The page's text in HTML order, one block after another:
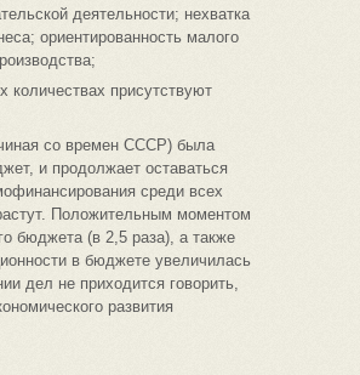
деятельности; нехватка
ориентированность малого
количествах присутствуют
со времен СССР) была
и продолжает оставаться
среди всех
Положительным моментом
бюджета (в 2,5 раза), а также
в бюджете увеличилась
дел не приходится говорить,
развития